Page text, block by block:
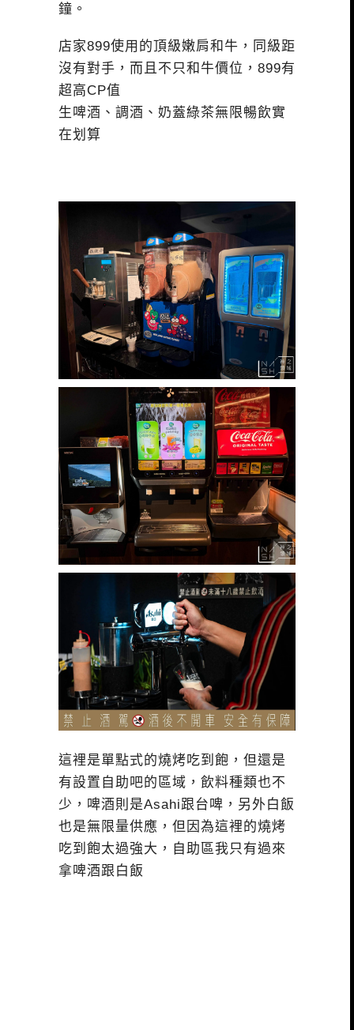
鐘。
店家899使用的頂級嫩肩和牛，同級距
沒有對手，而且不只和牛價位，899有
超高CP值
生啤酒、調酒、奶蓋綠茶無限暢飲實
在划算
這裡是單點式的燒烤吃到飽，但還是
有設置自助吧的區域，飲料種類也不
少，啤酒則是Asahi跟台啤，另外白飯
也是無限量供應，但因為這裡的燒烤
吃到飽太過強大，自助區我只有過來
拿啤酒跟白飯